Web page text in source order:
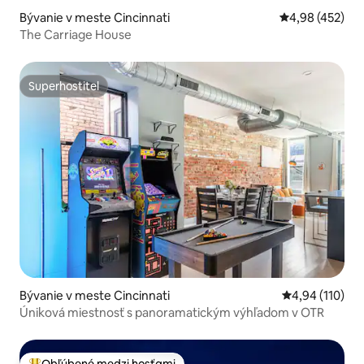
Bývanie v meste Cincinnati Priemerné
4,98 (452)
The Carriage House
Superhostiteľ
Superhostiteľ
Bývanie v meste Cincinnati Priemerné
4,94 (110)
Úniková miestnosť s panoramatickým výhľadom v OTR